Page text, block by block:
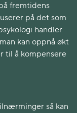
fremtidens
på det som
handler
kan oppnå økt
til å kompensere
så kan